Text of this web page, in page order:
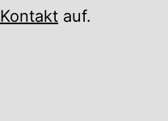
Kontakt auf.